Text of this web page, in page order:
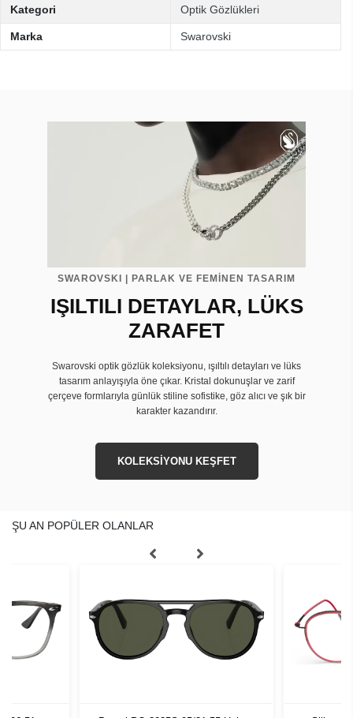
Kategori Optik Gözlükleri
Marka Swarovski
SWAROVSKI | PARLAK VE FEMİNEN TASARIM
IŞILTILI DETAYLAR, LÜKS
ZARAFET
Swarovski optik gözlük koleksiyonu, ışıltılı detayları ve lüks
tasarım anlayışıyla öne çıkar. Kristal dokunuşlar ve zarif
çerçeve formlarıyla günlük stiline sofistike, göz alıcı ve şık bir
karakter kazandırır.
KOLEKSİYONU KEŞFET
ŞU AN POPÜLER OLANLAR